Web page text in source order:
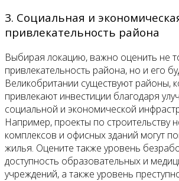
3. Социальная и
привлекательность района
Выбирая локацию, важно оценить не
привлекательность района, но и его
Великобритании существуют районы,
привлекают инвестиции благодаря
социальной и экономической
Например, проекты по строительству
комплексов и офисных зданий могут
жилья. Оцените также уровень
доступность образовательных и
учреждений, а также уровень